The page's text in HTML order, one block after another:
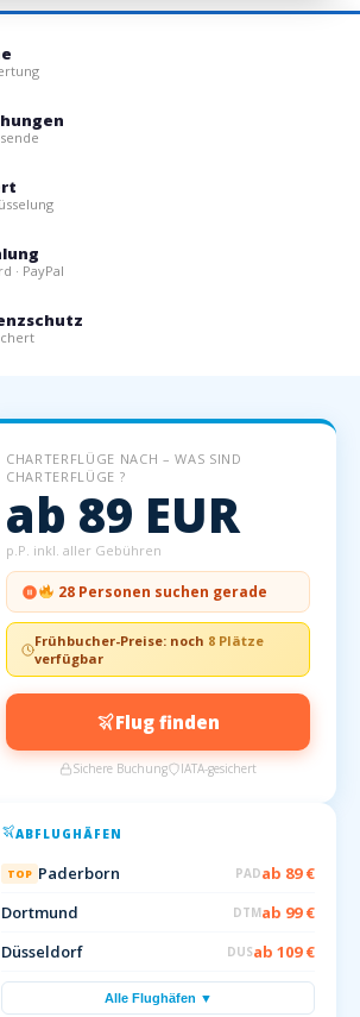
· PayPal
CHARTERFLÜGE NACH – WAS SIND
CHARTERFLÜGE ?
ab 89 EUR
p.P. inkl. aller Gebühren
28 Personen suchen gerade
Frühbucher-Preise: noch 8 Plätze
verfügbar
Flug finden
Sichere Buchung IATA-gesichert
ABFLUGHÄFEN
TOP Paderborn PADab 89 €
Dortmund
DTMab 99 €
Düsseldorf
DUSab 109 €
Alle Flughäfen ▼